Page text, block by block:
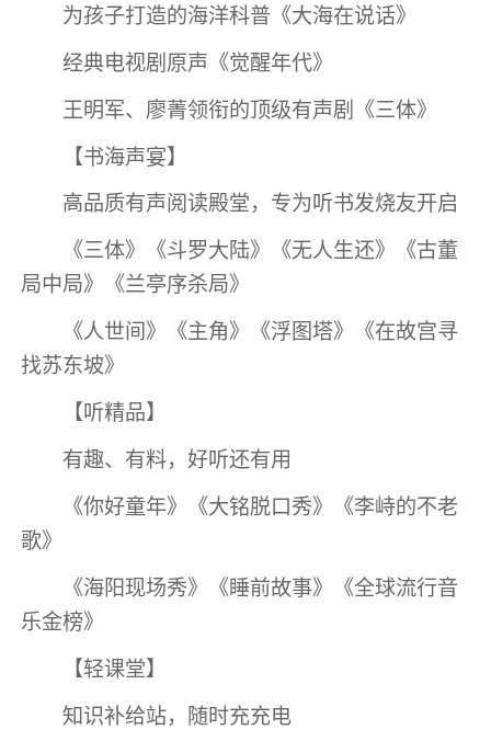
为孩子打造的海洋科普《大海在说话》
经典电视剧原声《觉醒年代》
王明军、廖菁领衔的顶级有声剧《三体》
【书海声宴】
高品质有声阅读殿堂，专为听书发烧友开启
《三体》《斗罗大陆》《无人生还》《古董
局中局》《兰亭序杀局》
《人世间》《主角》《浮图塔》《在故宫寻
找苏东坡》
【听精品】
有趣、有料，好听还有用
《你好童年》《大铭脱口秀》《李峙的不老
歌》
《海阳现场秀》《睡前故事》《全球流行音
乐金榜》
【轻课堂】
知识补给站，随时充充电